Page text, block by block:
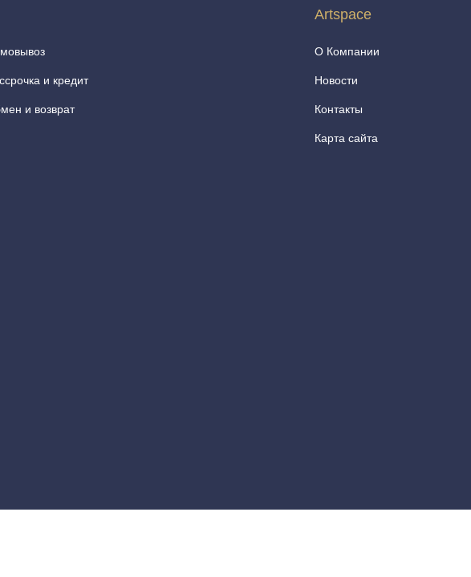
и кредит
и возврат
Artspace
О Компании
Новости
Контакты
Карта сайта